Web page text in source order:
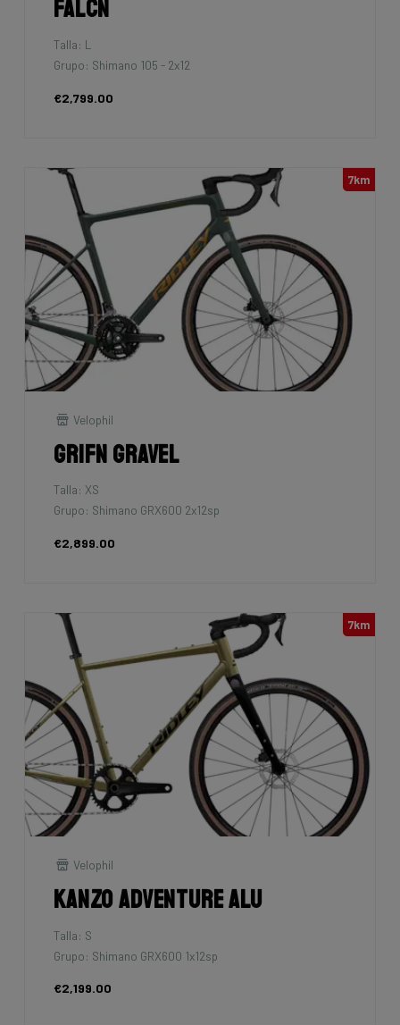
Falcn
Talla: L
Grupo: Shimano 105 - 2x12
€2,799.00
7km
Velophil
Grifn Gravel
Talla: XS
Grupo: Shimano GRX600 2x12sp
€2,899.00
7km
Velophil
Kanzo Adventure Alu
Talla: S
Grupo: Shimano GRX600 1x12sp
€2,199.00